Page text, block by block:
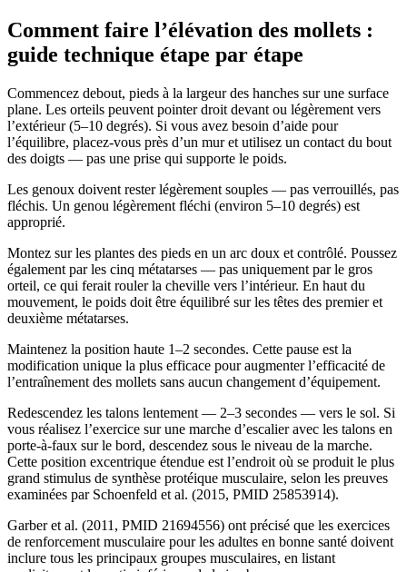
Comment faire l’élévation des mollets :
guide technique étape par étape
Commencez debout, pieds à la largeur des hanches sur une surface
plane. Les orteils peuvent pointer droit devant ou légèrement vers
l’extérieur (5–10 degrés). Si vous avez besoin d’aide pour
l’équilibre, placez-vous près d’un mur et utilisez un contact du bout
des doigts — pas une prise qui supporte le poids.
Les genoux doivent rester légèrement souples — pas verrouillés, pas
fléchis. Un genou légèrement fléchi (environ 5–10 degrés) est
approprié.
Montez sur les plantes des pieds en un arc doux et contrôlé. Poussez
également par les cinq métatarses — pas uniquement par le gros
orteil, ce qui ferait rouler la cheville vers l’intérieur. En haut du
mouvement, le poids doit être équilibré sur les têtes des premier et
deuxième métatarses.
Maintenez la position haute 1–2 secondes. Cette pause est la
modification unique la plus efficace pour augmenter l’efficacité de
l’entraînement des mollets sans aucun changement d’équipement.
Redescendez les talons lentement — 2–3 secondes — vers le sol. Si
vous réalisez l’exercice sur une marche d’escalier avec les talons en
porte-à-faux sur le bord, descendez sous le niveau de la marche.
Cette position excentrique étendue est l’endroit où se produit le plus
grand stimulus de synthèse protéique musculaire, selon les preuves
examinées par Schoenfeld et al. (2015, PMID 25853914).
Garber et al. (2011, PMID 21694556) ont précisé que les exercices
de renforcement musculaire pour les adultes en bonne santé doivent
inclure tous les principaux groupes musculaires, en listant